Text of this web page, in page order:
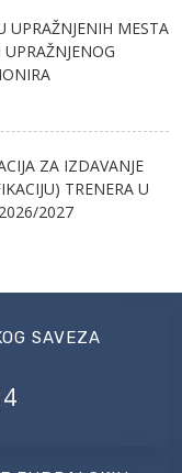
UPRAŽNJENIH MESTA
ZA IZDAVANJE
TRENERA U
2027
SAVEZA